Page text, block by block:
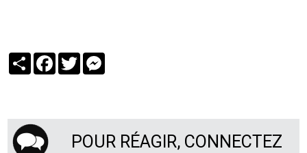
PartagerFacebook
Twitter
POUR RÉAGIR, CONNECTEZ